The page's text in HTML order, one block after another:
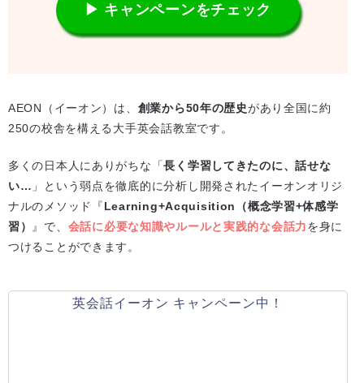
▶ キャンペーンをチェック
AEON（イーオン）は、 創業から50年の歴史があり全国に約
250の校舎を構える大手英会話教室です。
多くの日本人にありがちな「長く学習してきたのに、話せな
い… 」という弱点を徹底的に分析し開発されたイーオンオリジ
ナルのメソッド『Learning+Acquisition（概念学習+体感学
習）
』で、 会話に必要な知識やルールと実践的な会話力を身に
つけることができます。
英会話イーオン キャンペーン中！